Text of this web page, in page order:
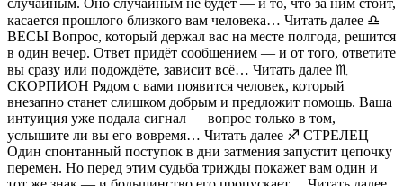
касается прошлого близкого вам человека… Читать далее ♎
ВЕСЫ Вопрос, который держал вас на месте полгода, решится
в один вечер. Ответ придёт сообщением — и от того, ответите
вы сразу или подождёте, зависит всё… Читать далее ♏
СКОРПИОН Рядом с вами появится человек, который
внезапно станет слишком добрым и предложит помощь. Ваша
интуиция уже подала сигнал — вопрос только в том,
услышите ли вы его вовремя… Читать далее ♐ СТРЕЛЕЦ
Один спонтанный поступок в дни затмения запустит цепочку
перемен. Но перед этим судьба трижды покажет вам один и